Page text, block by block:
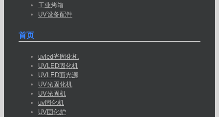
工业烤箱
UV设备配件
首页
uvled光固化机
UVLED固化机
UVLED面光源
UV光固化机
UV光固机
uv固化机
UV固化炉